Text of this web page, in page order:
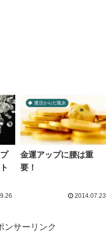
◆ 運活からだ風水
金運アップに腰は重
要！
2014.07.23
ンサーリンク